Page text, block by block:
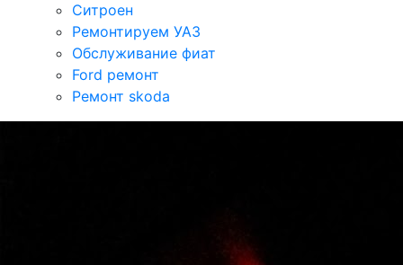
Ситроен
Ремонтируем УАЗ
Обслуживание фиат
Ford ремонт
Ремонт skoda